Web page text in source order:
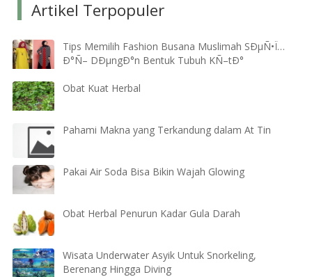
Artikel Terpopuler
Tips Memilih Fashion Busana Muslimah SÐµÑ•Ï…
Ð°Ñ– DÐµngÐ°n Bentuk Tubuh KÑ–tÐ°
Obat Kuat Herbal
Pahami Makna yang Terkandung dalam At Tin
Pakai Air Soda Bisa Bikin Wajah Glowing
Obat Herbal Penurun Kadar Gula Darah
Wisata Underwater Asyik Untuk Snorkeling,
Berenang Hingga Diving